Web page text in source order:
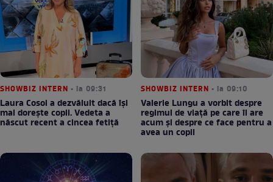
SHOWBIZ INTERN • la 09:31
Laura Cosoi a dezvăluit dacă își
mai dorește copii. Vedeta a
născut recent a cincea fetiță
SHOWBIZ INTERN • la 09:10
Valerie Lungu a vorbit despre
regimul de viață pe care îl are
acum și despre ce face pentru a
avea un copil